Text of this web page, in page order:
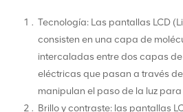
Tecnología: Las pantallas LCD
consisten en una capa de
intercaladas entre dos capas
eléctricas que pasan a través
manipulan el paso de la luz
Brillo y contraste: las pantallas